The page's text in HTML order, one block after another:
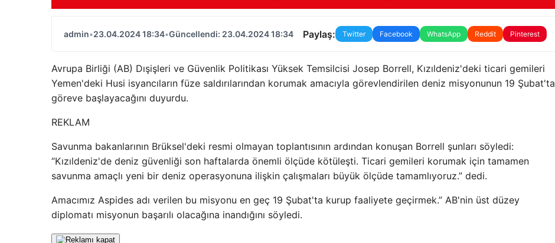
admin•23.04.2024 18:34•Güncellendi: 23.04.2024 18:34 Paylaş: Twitter Facebook WhatsApp Reddit Pinterest
Avrupa Birliği (AB) Dışişleri ve Güvenlik Politikası Yüksek Temsilcisi Josep Borrell, Kızıldeniz'deki ticari gemileri
Yemen'deki Husi isyancıların füze saldırılarından korumak amacıyla görevlendirilen deniz misyonunun 19 Şubat'ta
göreve başlayacağını duyurdu.
REKLAM
Savunma bakanlarının Brüksel'deki resmi olmayan toplantısının ardından konuşan Borrell şunları söyledi:
“Kızıldeniz'de deniz güvenliği son haftalarda önemli ölçüde kötüleşti. Ticari gemileri korumak için tamamen
savunma amaçlı yeni bir deniz operasyonuna ilişkin çalışmaları büyük ölçüde tamamlıyoruz.” dedi.
Amacımız Aspides adı verilen bu misyonu en geç 19 Şubat'ta kurup faaliyete geçirmek.” AB'nin üst düzey
diplomatı misyonun başarılı olacağına inandığını söyledi.